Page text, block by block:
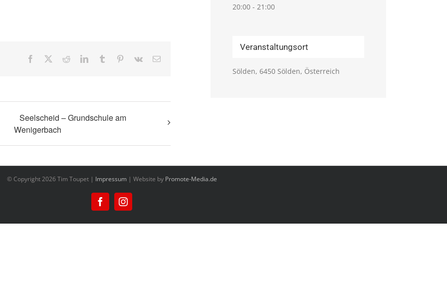
Facebook RedditLinkedInTumblr Pinterest
Vk
E-
Seelscheid – Grundschule am
Wenigerbach
20:00 - 21:00
Veranstaltungsort
Sölden, 6450 Sölden, Österreich
© Copyright2026 Tim Toupet | Impressum | Website by Promote-Media.de
FacebookInstagram